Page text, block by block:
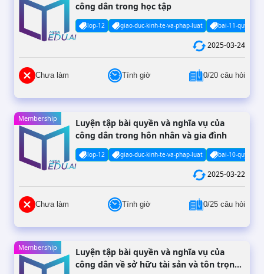
công dân trong học tập
lop-12 giao-duc-kinh-te-va-phap-luat bai-11-quyen-
2025-03-24
Chưa làm Tính giờ 0/20 câu hỏi
Membership
Luyện tập bài quyền và nghĩa vụ của
công dân trong hôn nhân và gia đình
lop-12 giao-duc-kinh-te-va-phap-luat bai-10-quyen-
2025-03-22
Chưa làm Tính giờ 0/25 câu hỏi
Membership
Luyện tập bài quyền và nghĩa vụ của
công dân về sở hữu tài sản và tôn trọng